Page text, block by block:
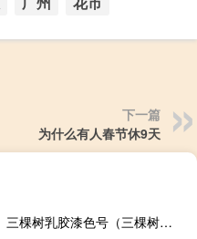
下一篇
为什么有人春节休9天
三棵树乳胶漆色号（三棵树乳胶漆怎么样）